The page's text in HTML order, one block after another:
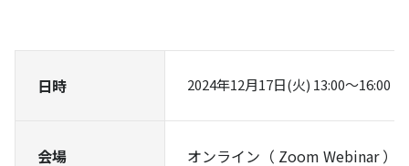
日時 2024年12月17日(火) 13:00～16:00
会場 オンライン（ Zoom Webinar ）